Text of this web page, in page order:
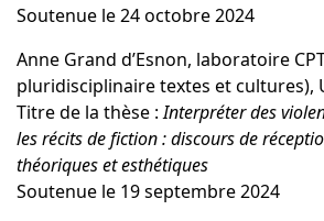
Soutenue le 24 octobre 2024
Anne Grand d’Esnon, laboratoire
pluridisciplinaire textes et cultures),
Titre de la thèse :Interpréter des
les récits de fiction : discours de
théoriques et esthétiques
Soutenue le 19 septembre 2024